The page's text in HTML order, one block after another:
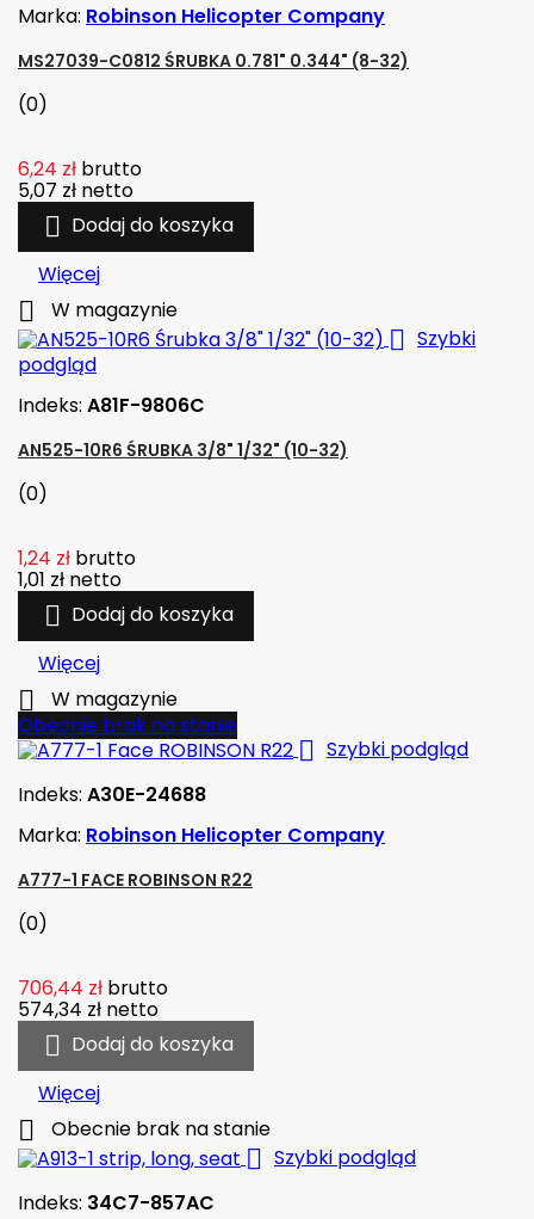
Marka: Robinson Helicopter Company
MS27039-C0812 ŚRUBKA 0.781" 0.344" (8-32)
(0)
6,24 zł brutto
5,07 zł netto
 Dodaj do koszyka
Więcej
 W magazynie
 Szybki
podgląd
Indeks: A81F-9806C
AN525-10R6 ŚRUBKA 3/8" 1/32" (10-32)
(0)
1,24 zł brutto
1,01 zł netto
 Dodaj do koszyka
Więcej

W magazynie
Obecnie brak na stanie
 Szybki podgląd
Indeks: A30E-24688
Marka: Robinson Helicopter Company
A777-1 FACE ROBINSON R22
(0)
706,44 zł brutto
574,34 zł netto
 Dodaj do koszyka
Więcej
 Obecnie brak na stanie
 Szybki podgląd
Indeks: 34C7-857AC